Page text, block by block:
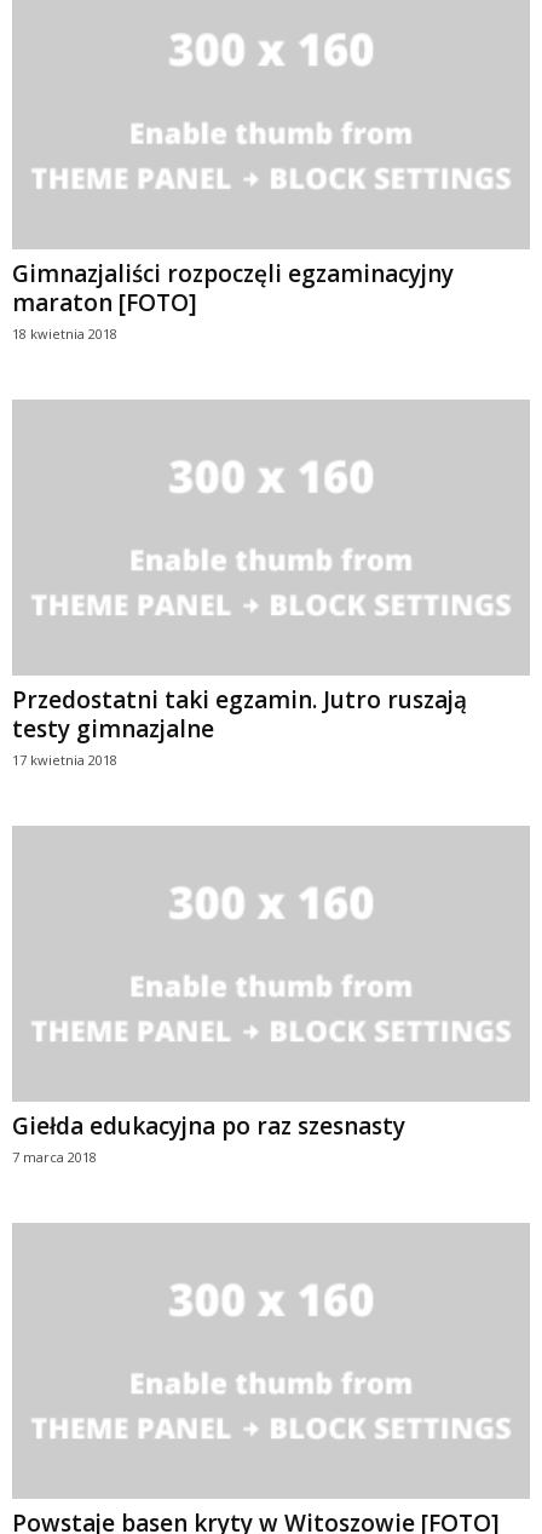
Gimnazjaliści rozpoczęli egzaminacyjny
maraton [FOTO]
18 kwietnia 2018
Przedostatni taki egzamin. Jutro ruszają
testy gimnazjalne
17 kwietnia 2018
Giełda edukacyjna po raz szesnasty
7 marca 2018
Powstaje basen kryty w Witoszowie [FOTO]